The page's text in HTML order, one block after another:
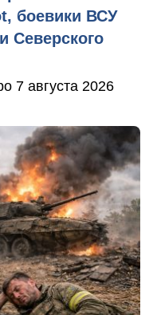
боевики ВСУ
Северского
7 августа 2026